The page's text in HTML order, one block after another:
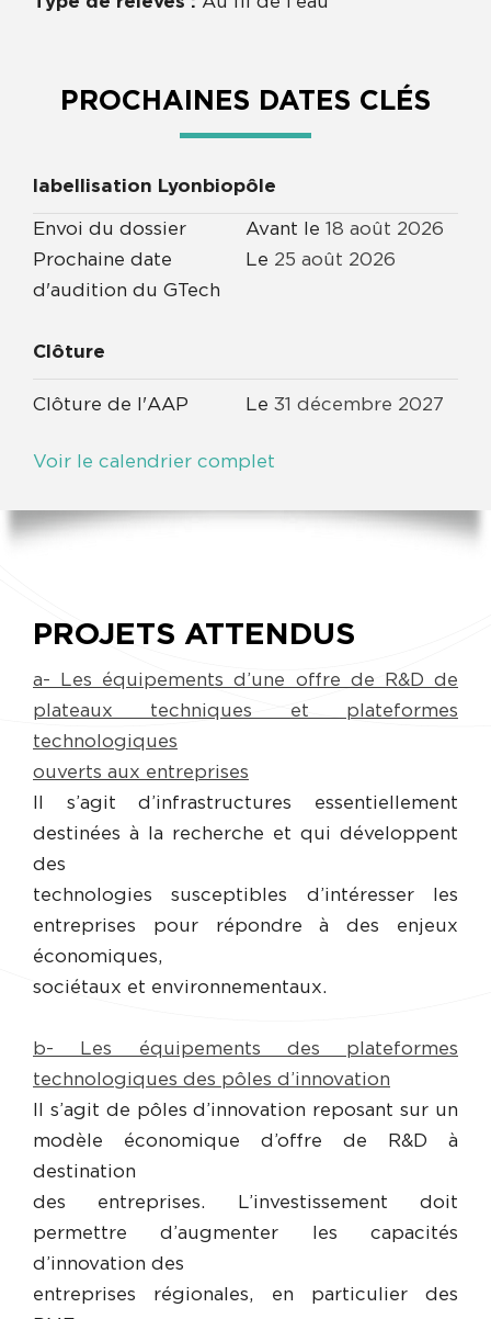
PROCHAINES DATES CLÉS
labellisation Lyonbiopôle
Envoi du dossier Avant le 18 août 2026
Prochaine date
d'audition du GTech
Le 25 août 2026
Clôture
Clôture de l'AAP Le 31 décembre 2027
Voir le calendrier complet
PROJETS ATTENDUS
a- Les équipements d’une offre de R&D de
plateaux techniques et plateformes
technologiques
ouverts aux entreprises
Il s’agit d’infrastructures essentiellement
destinées à la recherche et qui développent
des
technologies susceptibles d’intéresser les
entreprises pour répondre à des enjeux
économiques,
sociétaux et environnementaux.
b- Les équipements des plateformes
technologiques des pôles d’innovation
Il s’agit de pôles d’innovation reposant sur un
modèle économique d’offre de R&D à
destination
des entreprises. L’investissement doit
permettre d’augmenter les capacités
d’innovation des
entreprises régionales, en particulier des